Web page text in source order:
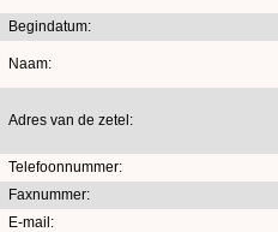
Begindatum:
Naam:
Adres van de zetel:
Telefoonnummer:
Faxnummer:
E-mail: